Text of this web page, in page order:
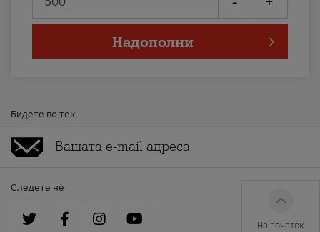
Надополни
Бидете во тек
Следете нè
На почеток